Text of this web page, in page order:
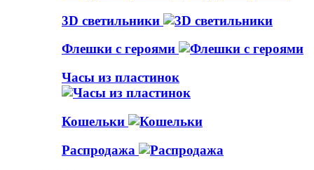
3D светильники
Флешки с героями
Часы из пластинок
Кошельки
Распродажа